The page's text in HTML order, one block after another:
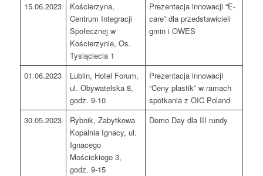
15.06.2023
Kościerzyna,
Centrum Integracji
Społecznej w
Kościerzynie, Os.
Tysiąclecia 1
Prezentacja innowacji “E-
care” dla przedstawicieli
gmin i OWES
01.06.2023
Lublin, Hotel Forum,
ul. Obywatelska 8,
godz. 9-10
Prezentacja innowacji
“Ceny plastik” w ramach
spotkania z OIC Poland
30.05.2023
Rybnik, Zabytkowa
Kopalnia Ignacy, ul.
Ignacego
Mościckiego 3,
godz. 9-15
Demo Day dla III rundy